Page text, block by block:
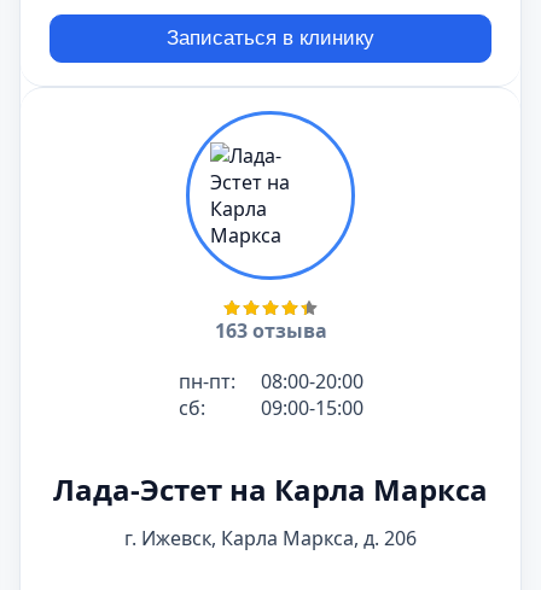
Записаться в клинику
163 отзыва
пн-пт:
08:00-20:00
сб:
09:00-15:00
Лада-Эстет на Карла Маркса
г. Ижевск, Карла Маркса, д. 206